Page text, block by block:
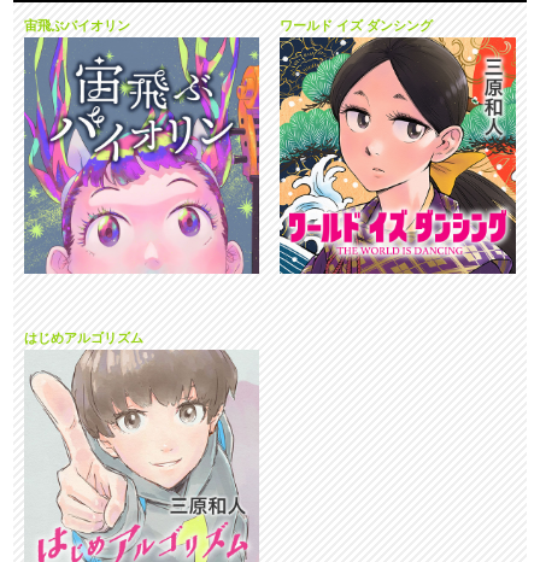
宙飛ぶバイオリン ワールド イズ ダンシング
はじめアルゴリズム